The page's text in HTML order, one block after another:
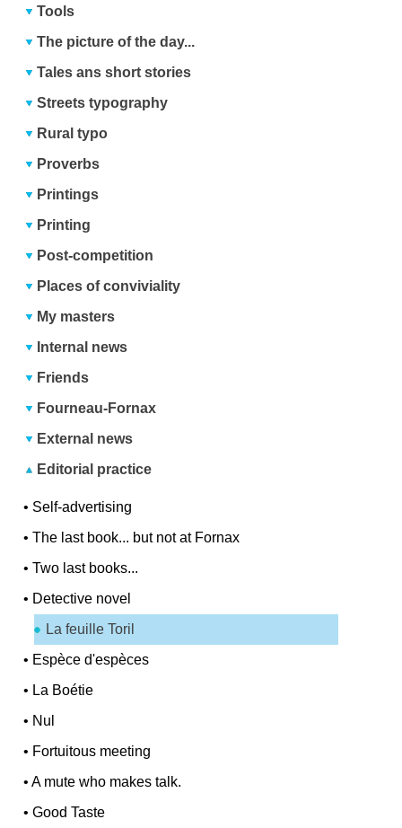
Tools
The picture of the day...
Tales ans short stories
Streets typography
Rural typo
Proverbs
Printings
Printing
Post-competition
Places of conviviality
My masters
Internal news
Friends
Fourneau-Fornax
External news
Editorial practice
• Self-advertising
•The last book... but not at Fornax
•Two last books...
• Detective novel
La feuille Toril
• Espèce d'espèces
• La Boétie
• Nul
• Fortuitous meeting
•A mute who makes talk.
•Good Taste